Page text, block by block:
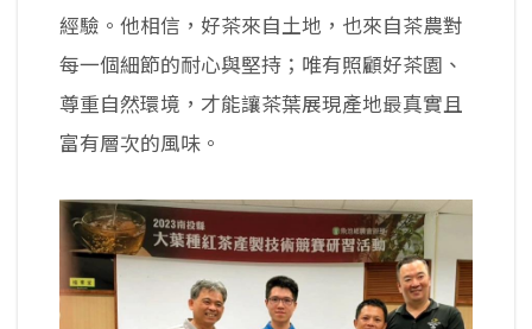
經驗。他相信，好茶來自土地，也來自茶農對
每一個細節的耐心與堅持；唯有照顧好茶園、
尊重自然環境，才能讓茶葉展現產地最真實且
富有層次的風味。